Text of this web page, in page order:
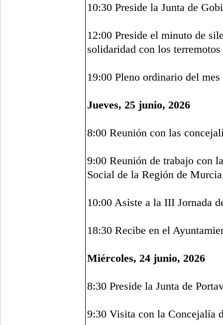
10:30 Preside la Junta de
12:00 Preside el minuto de
solidaridad con los
19:00 Pleno ordinario del
Jueves, 25 junio, 2026
8:00 Reunión con las
9:00 Reunión de trabajo con
Social de la Región de Murcia
10:00 Asiste a la III Jornada
18:30 Recibe en el
Miércoles, 24 junio, 2026
8:30 Preside la Junta de
9:30 Visita con la Concejalía